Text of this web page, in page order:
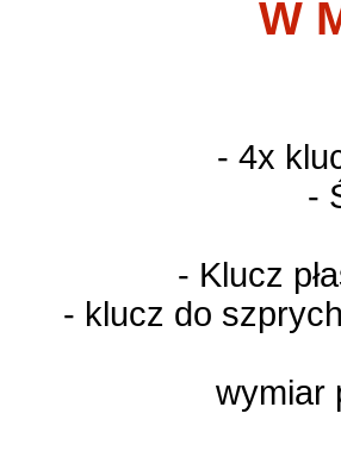
W
- 4x
-
- Klucz
- klucz do
wymiar